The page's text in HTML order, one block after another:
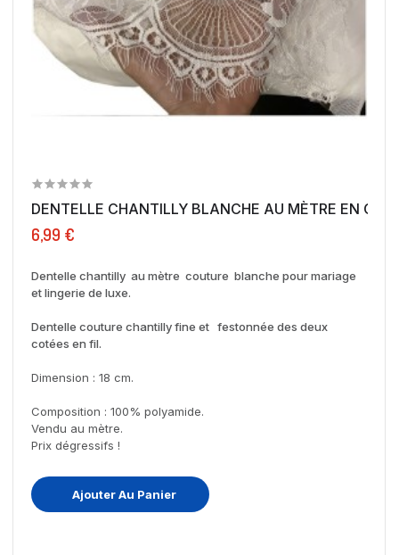
DENTELLE CHANTILLY BLANCHE AU MÈTRE EN
6,99 €
Dentelle chantilly au mètre couture blanche pour mariage
et lingerie de luxe.
Dentelle couture chantilly fine et festonnée des deux
cotées en fil.
Dimension : 18 cm.
Composition : 100% polyamide.
Vendu au mètre.
Prix dégressifs !
Ajouter Au Panier